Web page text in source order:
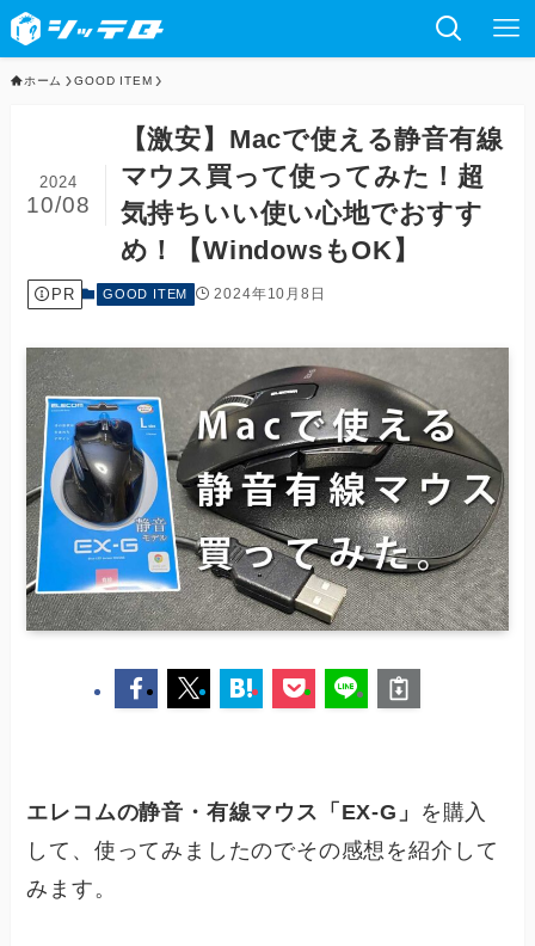
ホーム GOOD ITEM
【激安】Macで使える静音有線
マウス買って使ってみた！超
気持ちいい使い心地でおすす
め！【WindowsもOK】
2024
10/08
PR GOOD ITEM 2024年10月8日
エレコムの静音・有線マウス「EX-G」
を購入
して、使ってみましたのでその感想を紹介して
みます。